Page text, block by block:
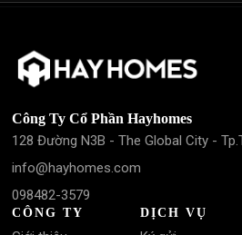
Công Ty Cổ Phần Hayhomes
128 Đường N3B - The Global City -
info@hayhomes.com
098482-3579
CÔNG TY DỊCH VỤ